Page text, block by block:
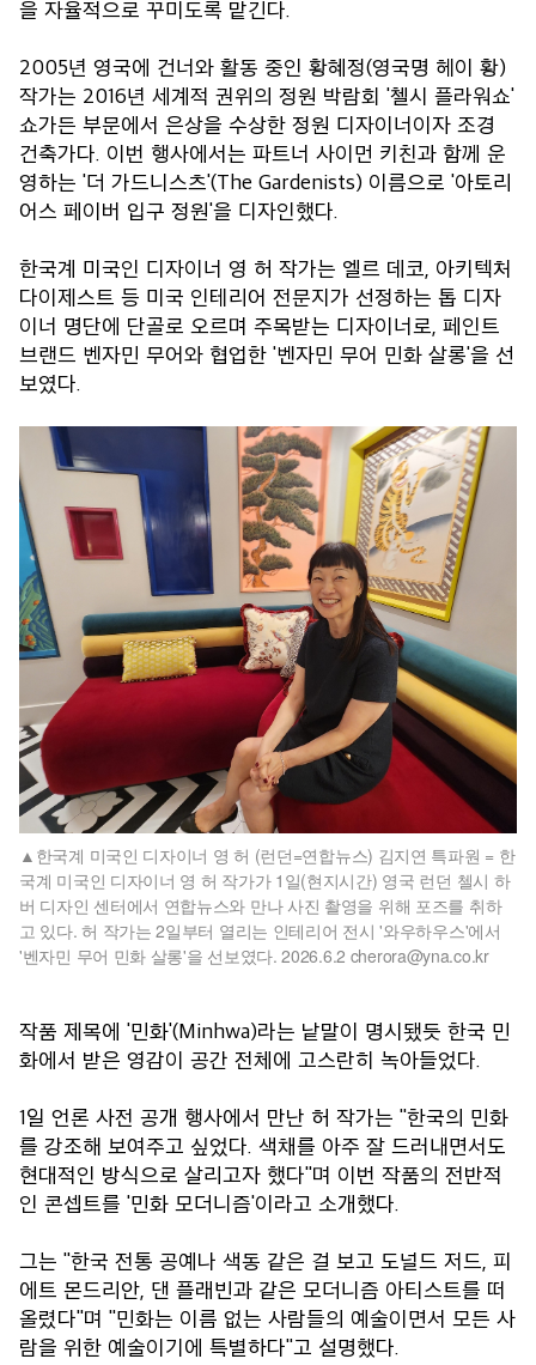
을 자율적으로 꾸미도록 맡긴다.
2005년 영국에 건너와 활동 중인 황혜정(영국명 헤이 황)
작가는 2016년 세계적 권위의 정원 박람회 '첼시 플라워쇼'
쇼가든 부문에서 은상을 수상한 정원 디자이너이자 조경
건축가다. 이번 행사에서는 파트너 사이먼 키친과 함께 운
영하는 '더 가드니스츠'(The Gardenists) 이름으로 '아토리
어스 페이버 입구 정원'을 디자인했다.
한국계 미국인 디자이너 영 허 작가는 엘르 데코, 아키텍처
다이제스트 등 미국 인테리어 전문지가 선정하는 톱 디자
이너 명단에 단골로 오르며 주목받는 디자이너로, 페인트
브랜드 벤자민 무어와 협업한 '벤자민 무어 민화 살롱'을 선
보였다.
한국계 미국인 디자이너 영 허 (런던=연합뉴스) 김지연 특파원 = 한
국계 미국인 디자이너 영 허 작가가 1일(현지시간) 영국 런던 첼시 하
버 디자인 센터에서 연합뉴스와 만나 사진 촬영을 위해 포즈를 취하
고 있다. 허 작가는 2일부터 열리는 인테리어 전시 '와우하우스'에서
'벤자민 무어 민화 살롱'을 선보였다. 2026.6.2 cherora@yna.co.kr
작품 제목에 '민화'(Minhwa)라는 낱말이 명시됐듯 한국 민
화에서 받은 영감이 공간 전체에 고스란히 녹아들었다.
1일 언론 사전 공개 행사에서 만난 허 작가는 "한국의 민화
를 강조해 보여주고 싶었다. 색채를 아주 잘 드러내면서도
현대적인 방식으로 살리고자 했다"며 이번 작품의 전반적
인 콘셉트를 '민화 모더니즘'이라고 소개했다.
그는 "한국 전통 공예나 색동 같은 걸 보고 도널드 저드, 피
에트 몬드리안, 댄 플래빈과 같은 모더니즘 아티스트를 떠
올렸다"며 "민화는 이름 없는 사람들의 예술이면서 모든 사
람을 위한 예술이기에 특별하다"고 설명했다.